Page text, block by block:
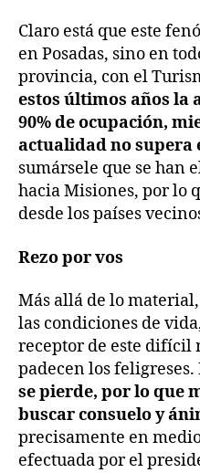
Claro está que este
en Posadas, sino en
provincia, con el
estos últimos años la
90% de ocupación,
actualidad no supera
sumársele que se han
hacia Misiones, por lo
desde los países
Rezo por vos
Más allá de lo
las condiciones de
receptor de este difícil
padecen los feligreses.
se pierde, por lo que
buscar consuelo y
precisamente en
efectuada por el